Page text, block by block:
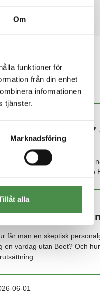
Om
funktioner för
från din enhet
informationen
tjänster.
Marknadsföring
alla
Anette reflekterar
andra, på riktigt
2 juli tillsatte regeringen en
Anette
06-15
arbetar Marks
får man en skeptisk
en vardag utan Boet? Och
06-01